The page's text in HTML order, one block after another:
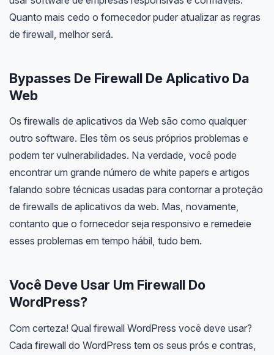
Quanto mais cedo o fornecedor puder atualizar as regras
de firewall, melhor será.
Bypasses De Firewall De Aplicativo Da
Web
Os firewalls de aplicativos da Web são como qualquer
outro software. Eles têm os seus próprios problemas e
podem ter vulnerabilidades. Na verdade, você pode
encontrar um grande número de white papers e artigos
falando sobre técnicas usadas para contornar a proteção
de firewalls de aplicativos da web. Mas, novamente,
contanto que o fornecedor seja responsivo e remedeie
esses problemas em tempo hábil, tudo bem.
Você Deve Usar Um Firewall Do
WordPress?
Com certeza! Qual firewall WordPress você deve usar?
Cada firewall do WordPress tem os seus prós e contras,